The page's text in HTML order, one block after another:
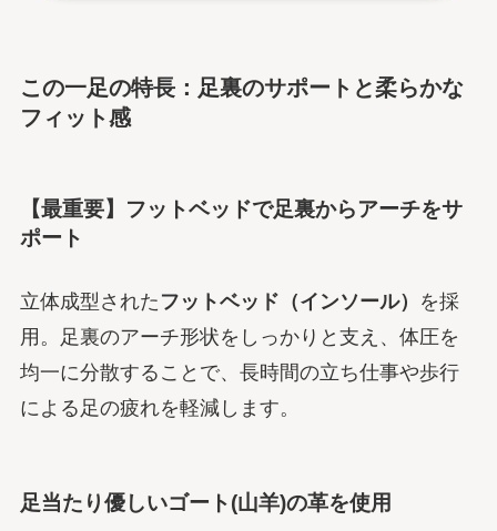
この一足の特長：足裏のサポートと柔らかな
フィット感
【最重要】フットベッドで足裏からアーチをサ
ポート
立体成型された フットベッド（インソール）
を採
用。足裏のアーチ形状をしっかりと支え、体圧を
均一に分散することで、長時間の立ち仕事や歩行
による足の疲れを軽減します。
足当たり優しいゴート(山羊)の革を使用